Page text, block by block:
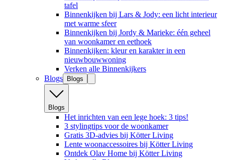
tafel
Binnenkijken bij Lars & Jody: een licht interieur
met warme sfeer
Binnenkijken bij Jordy & Marieke: één geheel
van woonkamer en eethoek
Binnenkijken: kleur en karakter in een
nieuwbouwwoning
Verken alle Binnenkijkers
Blogs
Blogs
Blogs
Het inrichten van een lege hoek: 3 tips!
3 stylingtips voor de woonkamer
Gratis 3D-advies bij Kötter Living
Lente woonaccessoires bij Kötter Living
Ontdek Olav Home bij Kötter Living